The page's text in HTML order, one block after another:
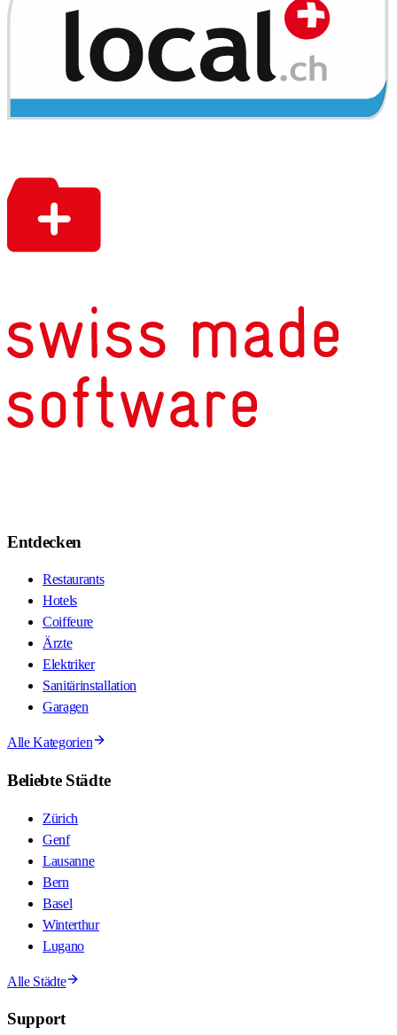
Entdecken
Restaurants
Hotels
Coiffeure
Ärzte
Elektriker
Sanitärinstallation
Garagen
Alle Kategorien
Beliebte Städte
Zürich
Genf
Lausanne
Bern
Basel
Winterthur
Lugano
Alle Städte
Support